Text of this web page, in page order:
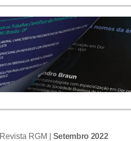
Revista RGM | Setembro 2022